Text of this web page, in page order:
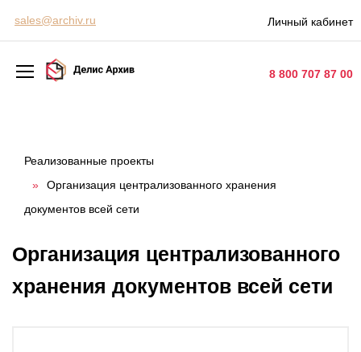
sales@archiv.ru Личный кабинет
8 800 707 87 00
Хранение документов
Уничтожение документов
Сканирование документов
Цифровые услуги
Документооборот
Реализованные проекты
»
Организация централизованного хранения
документов всей сети
Организация централизованного
хранения документов всей сети